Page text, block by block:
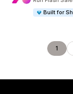
Built for
1